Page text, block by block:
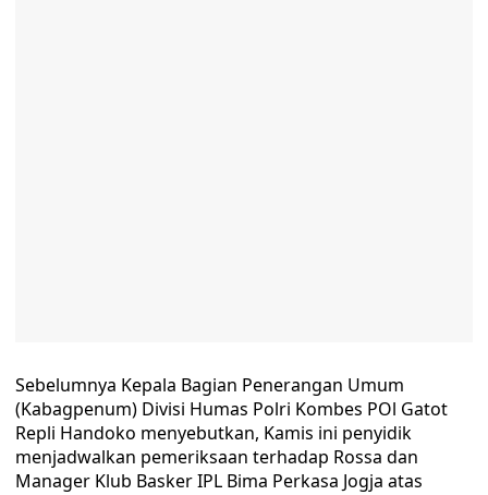
Sebelumnya Kepala Bagian Penerangan Umum
(Kabagpenum) Divisi Humas Polri Kombes POl Gatot
Repli Handoko menyebutkan, Kamis ini penyidik
menjadwalkan pemeriksaan terhadap Rossa dan
Manager Klub Basker IPL Bima Perkasa Jogja atas